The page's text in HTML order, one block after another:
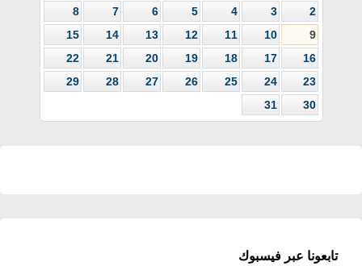
2
3
4
5
6
7
8
9
10
11
12
13
14
15
16
17
18
19
20
21
22
23
24
25
26
27
28
29
30
31
تابعونا عبر فيسبوك